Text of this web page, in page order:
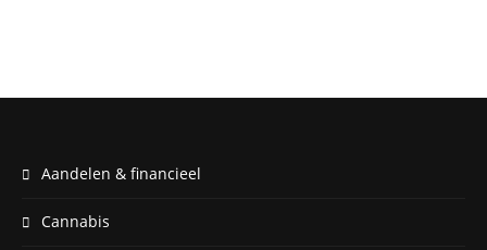
Aandelen & financieel
Cannabis